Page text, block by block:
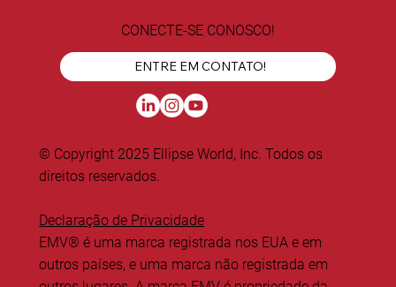
CONECTE-SE CONOSCO!
ENTRE EM CONTATO!
© Copyright 2025 Ellipse World, Inc. Todos os
direitos reservados.
Declaração de Privacidade
EMV® é uma marca registrada nos EUA e em
outros países, e uma marca não registrada em